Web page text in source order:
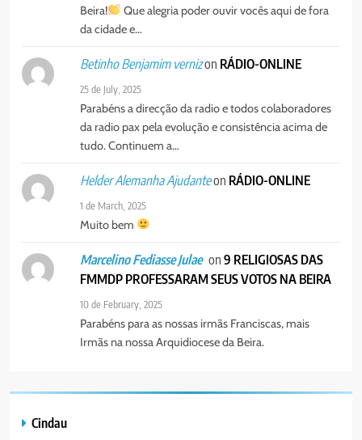
Beira!
Que alegria poder ouvir vocês aqui de fora
da cidade e…
Betinho Benjamim vernizon RÁDIO-ONLINE
25 de July, 2025
Parabéns a direcção da radio e todos colaboradores
da radio pax pela evolução e consistência acima de
tudo. Continuem a…
Helder Alemanha Ajudanteon RÁDIO-ONLINE
1 de March, 2025
Muito bem
Marcelino Fediasse Julae on9 RELIGIOSAS DAS
FMMDP PROFESSARAM SEUS VOTOS NA BEIRA
10 de February, 2025
Parabéns para as nossas irmãs Franciscas, mais
Irmãs na nossa Arquidiocese da Beira.
Cindau